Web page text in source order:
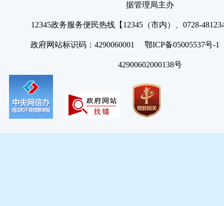
据管理局主办
12345政务服务便民热线【12345（市内）、0728-
政府网站标识码：4290060001 鄂ICP备05005537号
42900602000138号